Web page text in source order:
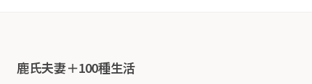
鹿氏夫妻＋100種生活